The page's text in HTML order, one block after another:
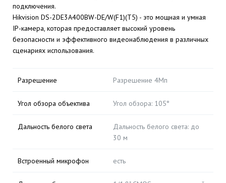
подключения.
Hikvision DS-2DE3A400BW-DE/W(F1)(T5) - это мощная и умная
IP-камера, которая предоставляет высокий уровень
безопасности и эффективного видеонаблюдения в различных
сценариях использования.
Разрешение Разрешение 4Мп
Угол обзора объектива Угол обзора: 105°
Дальность белого света
Дальность белого света: до
30 м
Встроенный микрофон есть